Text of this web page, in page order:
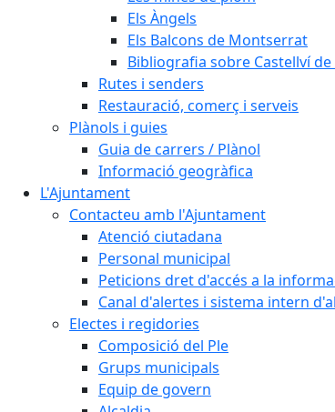
Els Àngels
Els Balcons de Montserrat
Bibliografia sobre Castellví de
Rutes i senders
Restauració, comerç i serveis
Plànols i guies
Guia de carrers / Plànol
Informació geogràfica
L'Ajuntament
Contacteu amb l'Ajuntament
Atenció ciutadana
Personal municipal
Peticions dret d'accés a la
Canal d'alertes i sistema intern
Electes i regidories
Composició del Ple
Grups municipals
Equip de govern